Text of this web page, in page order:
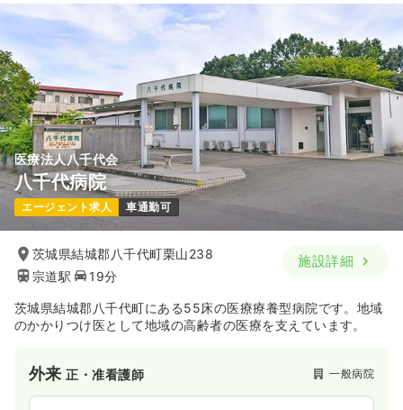
医療法人八千代会
八千代病院
エージェント求人 車通勤可
茨城県結城郡八千代町栗山238
宗道駅
19分
施設詳細
茨城県結城郡八千代町にある55床の医療療養型病院です。地域
のかかりつけ医として地域の高齢者の医療を支えています。
外来正・准看護師 一般病院